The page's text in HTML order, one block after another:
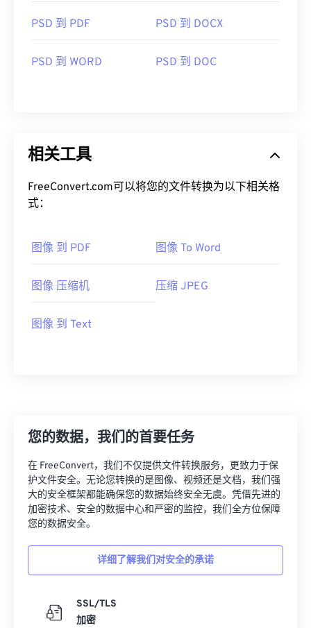
PSD 到 PDF PSD 到 DOCX
PSD 到 WORD PSD 到 DOC
相关工具
FreeConvert.com可以将您的文件转换为以下相关格
式：
图像 到 PDF 图像 To Word
图像 压缩机 压缩 JPEG
图像 到 Text
您的数据，我们的首要任务
在 FreeConvert，我们不仅提供文件转换服务，更致力于保
护文件安全。无论您转换的是图像、视频还是文档，我们强
大的安全框架都能确保您的数据始终安全无虞。凭借先进的
加密技术、安全的数据中心和严密的监控，我们全方位保障
您的数据安全。
详细了解我们对安全的承诺
SSL/TLS
加密